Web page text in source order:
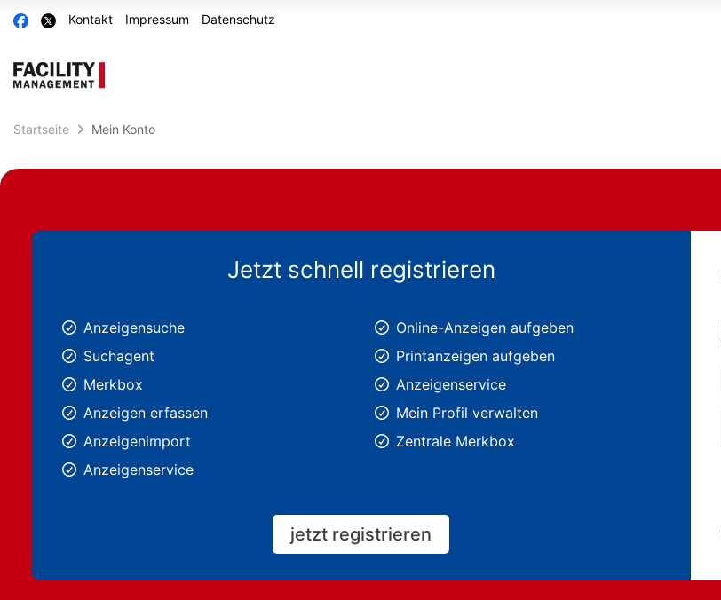
Accessibility
Modus
zur
Navigation
Inhalt
Auf
Auf
Kontakt Impressum Datenschutz
Startseite Mein Konto
Jetzt schnell registrieren
Anzeigensuche
Suchagent
Merkbox
Anzeigen erfassen
Anzeigenimport
Anzeigenservice
Online-Anzeigen aufgeben
Printanzeigen aufgeben
Anzeigenservice
Mein Profil verwalten
Zentrale Merkbox
jetzt registrieren